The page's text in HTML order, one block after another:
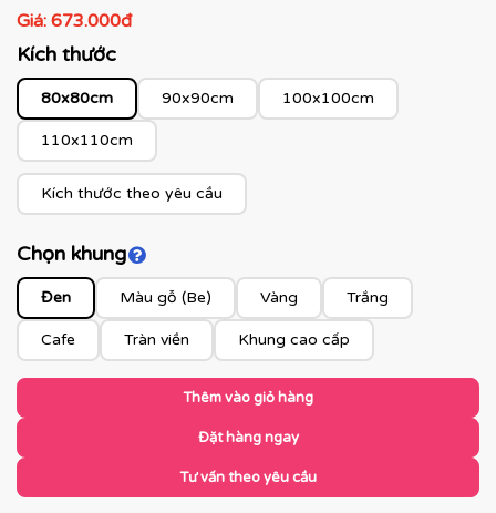
Giá: 673.000đ
Kích thước
80x80cm 90x90cm 100x100cm
110x110cm
Kích thước theo yêu cầu
Chọn khungClick để xem màu khung
Đen Màu gỗ (Be) Vàng Trắng
Cafe Tràn viền Khung cao cấp
Thêm vào giỏ hàng
Đặt hàng ngay
Tư vấn theo yêu cầu